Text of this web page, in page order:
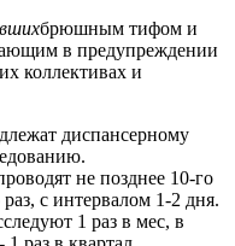
брюшным тифом и
в предупреждении
коллективах и
диспансерному
не позднее 10-го
с интервалом 1-2 дня.
1 раз в мес, в